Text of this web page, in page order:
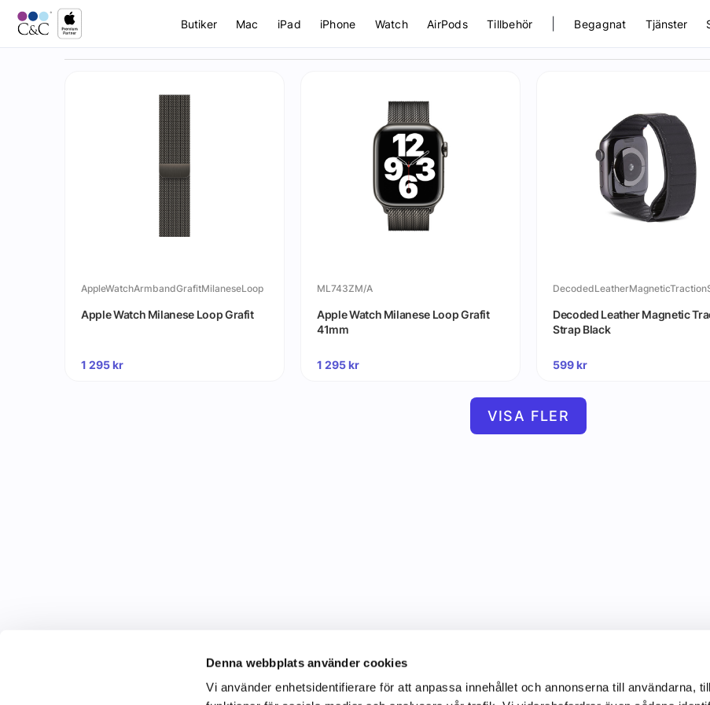
Denna webbplats använder cookies
Vi använder enhetsidentifierare för att anpassa innehållet och annonserna till användarna,
Butiker Mac iPad iPhone Watch AirPods Tillbehör Begagnat Tjänster
AppleWatchArmbandGrafitMilaneseLoop
Apple Watch Milanese Loop Grafit
1 295kr
ML743ZM/A
Apple Watch Milanese Loop Grafit
41mm
1 295kr
Decoded Leather Magnetic
Strap Black
599kr
VISA FLER
C&C Information